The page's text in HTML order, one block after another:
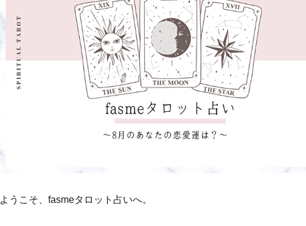
ようこそ、fasmeタロット占いへ。